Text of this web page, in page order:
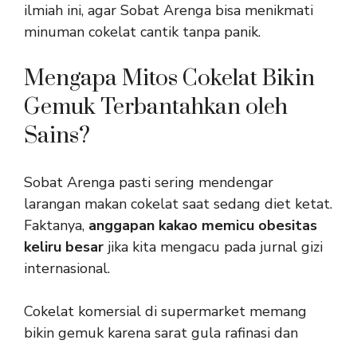
ilmiah ini, agar Sobat Arenga bisa menikmati
minuman cokelat cantik tanpa panik.
Mengapa Mitos Cokelat Bikin
Gemuk Terbantahkan oleh
Sains?
Sobat Arenga pasti sering mendengar
larangan makan cokelat saat sedang diet ketat.
Faktanya, anggapan kakao memicu obesitas
keliru besar jika kita mengacu pada jurnal gizi
internasional.
Cokelat komersial di supermarket memang
bikin gemuk karena sarat gula rafinasi dan